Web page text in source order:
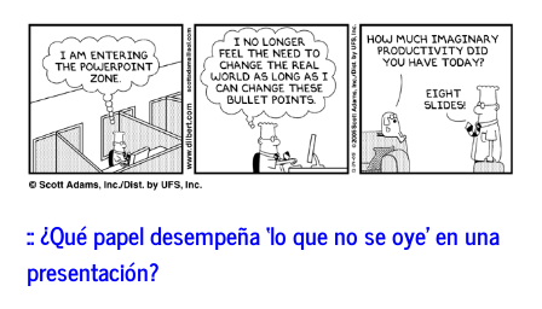
::¿Quépapel desempeña‘lo que no se oye’en una
presentación?